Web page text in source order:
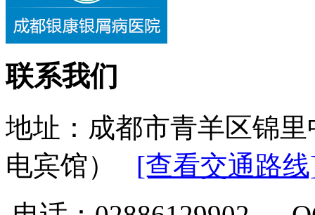
联系我们
地址：成都市青羊区锦
电宾馆） [查看交通路